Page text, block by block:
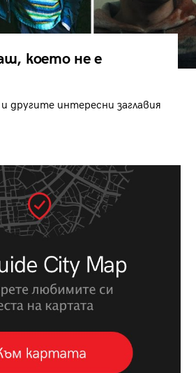
което не е
другите интересни заглавия